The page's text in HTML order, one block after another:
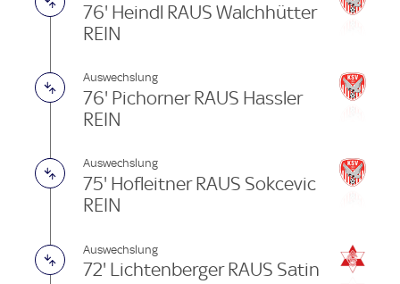
76' Heindl RAUS Walchhütter
REIN
Auswechslung
76' Pichorner RAUS Hassler
REIN
Auswechslung
75' Hofleitner RAUS Sokcevic
REIN
Auswechslung
72' Lichtenberger RAUS Satin